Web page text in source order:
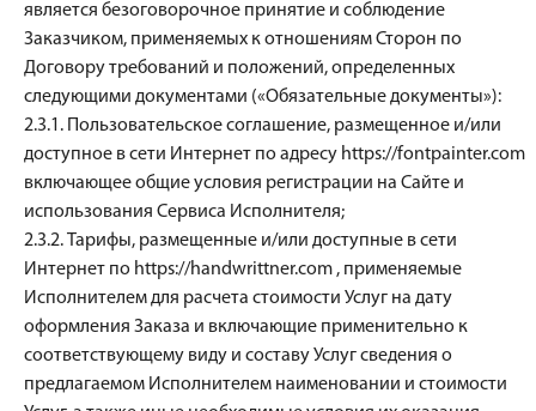
является безоговорочное принятие и соблюдение
Заказчиком, применяемых к отношениям Сторон по
Договору требований и положений, определенных
следующими документами («Обязательные документы»):
2.3.1. Пользовательское соглашение, размещенное и/или
доступное в сети Интернет по адресу https://fontpainter.com
включающее общие условия регистрации на Сайте и
использования Сервиса Исполнителя;
2.3.2. Тарифы, размещенные и/или доступные в сети
Интернет по https://handwrittner.com , применяемые
Исполнителем для расчета стоимости Услуг на дату
оформления Заказа и включающие применительно к
соответствующему виду и составу Услуг сведения о
предлагаемом Исполнителем наименовании и стоимости